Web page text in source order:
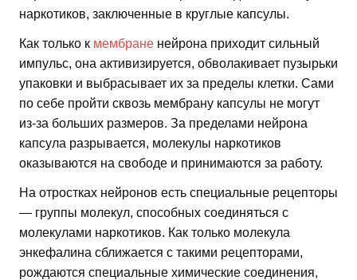
наркотиков, заключенные в круглые капсулы.
Как только к мембране нейрона приходит сильный
импульс, она активизируется, обволакивает пузырьки
упаковки и выбрасывает их за пределы клетки. Сами
по себе пройти сквозь мембрану капсулы не могут
из-за больших размеров. За пределами нейрона
капсула разрывается, молекулы наркотиков
оказываются на свободе и принимаются за работу.
На отростках нейронов есть специальные рецепторы
— группы молекул, способных соединяться с
молекулами наркотиков. Как только молекула
энкефалина сближается с такими рецепторами,
рождаются специальные химические соединения,